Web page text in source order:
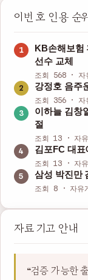
이번 호 인용 순
KB손해보험
선수 교체
조회 568 · 자
강정호 음주
조회 356 · 자
이하늘 김창
절
조회 13 · 자
김포FC 대표
조회 13 · 자
삼성 박진만
조회 8 · 자유
자료 기고 안내
“검증 가능한